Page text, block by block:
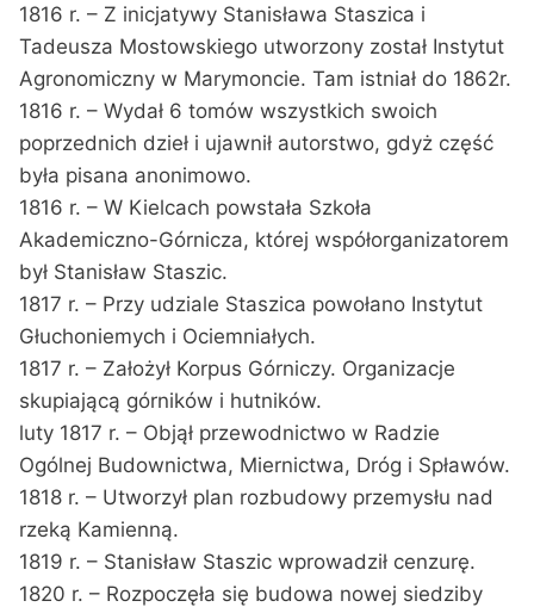
1816 r. – Z inicjatywy Stanisława Staszica i
Tadeusza Mostowskiego utworzony został Instytut
Agronomiczny w Marymoncie. Tam istniał do 1862r.
1816 r. – Wydał 6 tomów wszystkich swoich
poprzednich dzieł i ujawnił autorstwo, gdyż część
była pisana anonimowo.
1816 r. – W Kielcach powstała Szkoła
Akademiczno-Górnicza, której współorganizatorem
był Stanisław Staszic.
1817 r. – Przy udziale Staszica powołano Instytut
Głuchoniemych i Ociemniałych.
1817 r. – Założył Korpus Górniczy. Organizacje
skupiającą górników i hutników.
luty 1817 r. – Objął przewodnictwo w Radzie
Ogólnej Budownictwa, Miernictwa, Dróg i Spławów.
1818 r. – Utworzył plan rozbudowy przemysłu nad
rzeką Kamienną.
1819 r. – Stanisław Staszic wprowadził cenzurę.
1820 r. – Rozpoczęła się budowa nowej siedziby